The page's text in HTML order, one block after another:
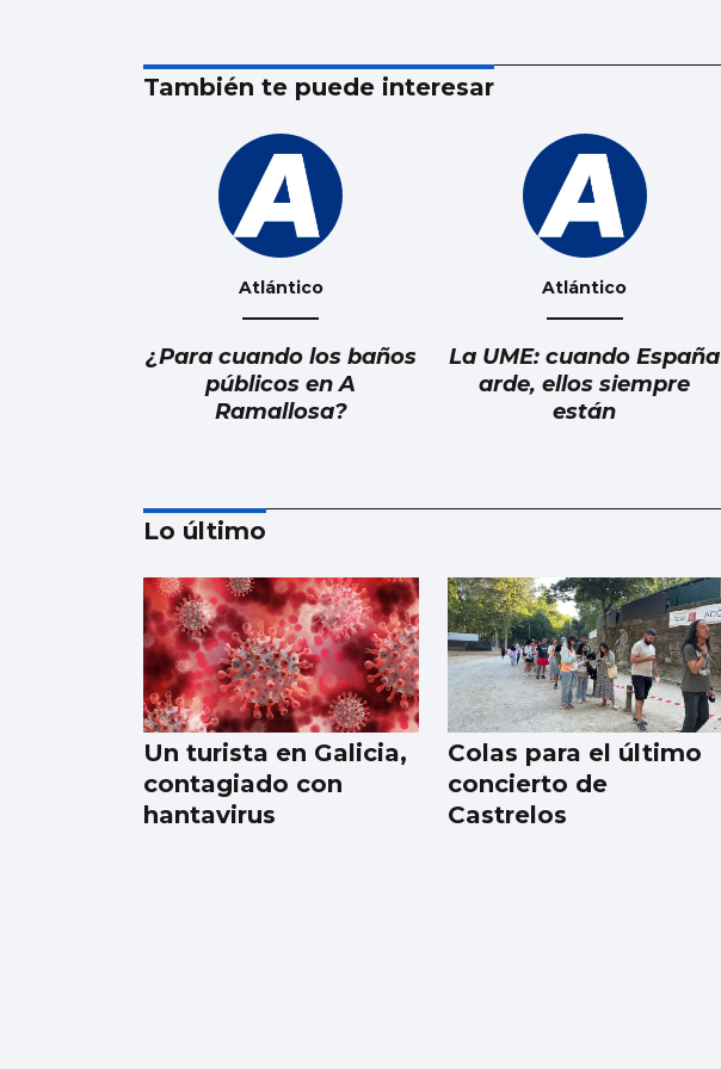
También te puede interesar
Atlántico
¿Para cuando los baños
públicos en A
Ramallosa?
Atlántico
La UME: cuando España
arde, ellos siempre
están
Atlántico
La placa caribeña
Lo último
Un turista en Galicia,
contagiado con
hantavirus
Colas para el último
concierto de
Castrelos